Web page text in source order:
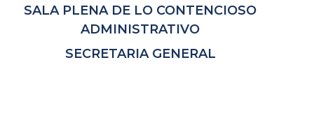
SALA PLENA DE LO CONTENCIOSO
ADMINISTRATIVO
SECRETARIA GENERAL